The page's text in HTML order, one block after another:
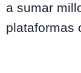
a sumar
plataformas